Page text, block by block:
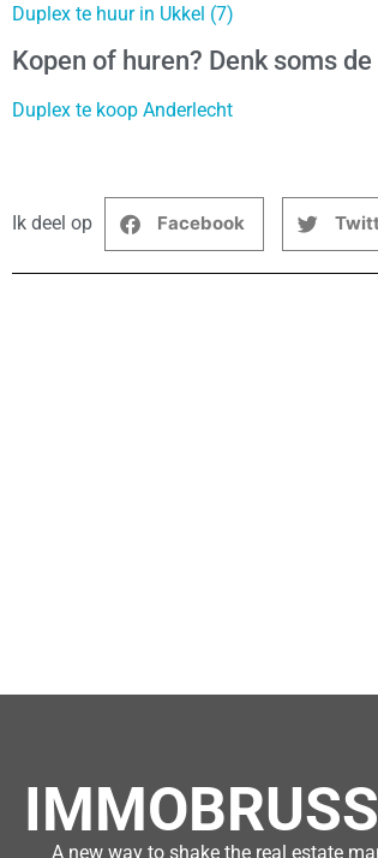
Duplex te huur in Ukkel (7)
Kopen of huren? Denk soms
Duplex te koop Anderlecht
Ik deel op Facebook
A new way to shake the real estate